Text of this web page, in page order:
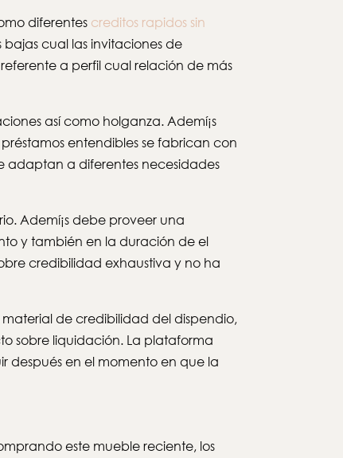
diferentes creditos rapidos sin
bajas cual las invitaciones de
a perfil cual relación de más
así­ como holganza. Ademí¡s
entendibles se fabrican con
adaptan a diferentes necesidades
Ademí¡s debe proveer una
y también en la duración de el
credibilidad exhaustiva y no ha
de credibilidad del dispendio,
sobre liquidación. La plataforma
después en el momento en que la
este mueble reciente, los